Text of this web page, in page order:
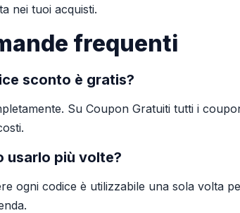
nei tuoi acquisti.
frequenti
sconto è gratis?
Su Coupon Gratuiti tutti i
usarlo più volte?
ogni codice è utilizzabile una sola volta